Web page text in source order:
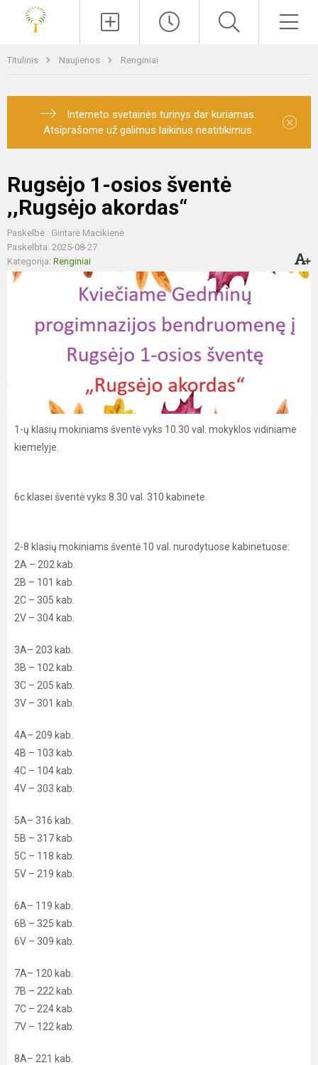
Titulinis Naujienos Renginiai
Interneto svetainės turinys dar kuriamas.
Atsiprašome už galimus laikinus neatitikimus.
×
Rugsėjo 1-osios šventė
,,Rugsėjo akordas“
Paskelbė : Gintarė Macikienė
Paskelbta: 2025-08-27
Kategorija: Renginiai
1-ų klasių mokiniams šventė vyks 10.30 val. mokyklos vidiniame
kiemelyje.
6c klasei šventė vyks 8.30 val. 310 kabinete.
2-8 klasių mokiniams šventė 10 val. nurodytuose kabinetuose:
2A – 202 kab.
2B – 101 kab.
2C – 305 kab.
2V – 304 kab.
3A– 203 kab.
3B – 102 kab.
3C – 205 kab.
3V – 301 kab.
4A– 209 kab.
4B – 103 kab.
4C – 104 kab.
4V – 303 kab.
5A– 316 kab.
5B – 317 kab.
5C – 118 kab.
5V – 219 kab.
6A– 119 kab.
6B – 325 kab.
6V – 309 kab.
7A– 120 kab.
7B – 222 kab.
7C – 224 kab.
7V – 122 kab.
8A– 221 kab.